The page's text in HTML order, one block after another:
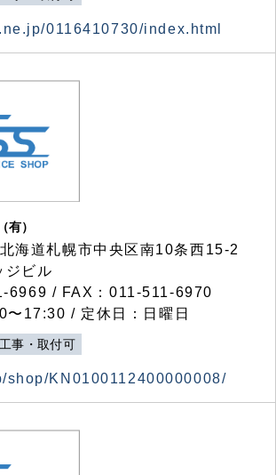
0116410730/index.html
有）
海道札幌市中央区南10条西15-2
ビル
6969 / FAX：011-511-6970
〜17:30 / 定休日：日曜日
工事・取付可
shop/KN0100112400000008/